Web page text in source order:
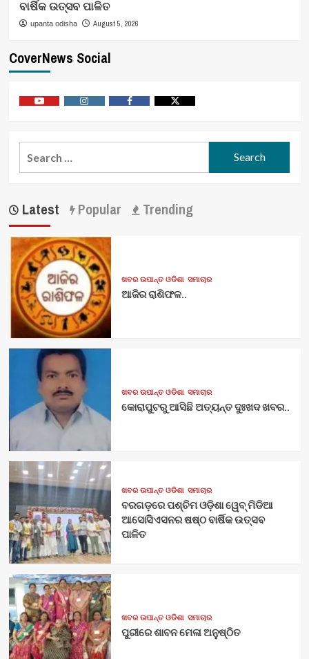
ବାର୍ଷିକ ଉତ୍ସବ ପାଳିତ
upanta odisha August 5, 2026
CoverNews Social
Latest Popular Trending
ଖବର ଉପାନ୍ତ ଓଡିଶା ସମାଚାର
ଆଜିର ରାଶିଫଳ..
ଖବର ଉପାନ୍ତ ଓଡିଶା ସମାଚାର
କୋରାପୁଟରୁ ଆସିଛି ଅତ୍ୟନ୍ତ ଦୁଃଖଦ ଖବର..
ଖବର ଉପାନ୍ତ ଓଡିଶା ସମାଚାର
ବରଗଡ଼ରେ ପଶ୍ଚିମ ଓଡ଼ିଶା ୱେବ୍ ମିଡିଆ
ଆସୋସିଏସନର ଷଷ୍ଠ ବାର୍ଷିକ ଉତ୍ସବ
ପାଳିତ
ଖବର ଉପାନ୍ତ ଓଡିଶା ସମାଚାର
ପୁରୀରେ ଶାବନ ମେଳା ଅନୁଷ୍ଠିତ